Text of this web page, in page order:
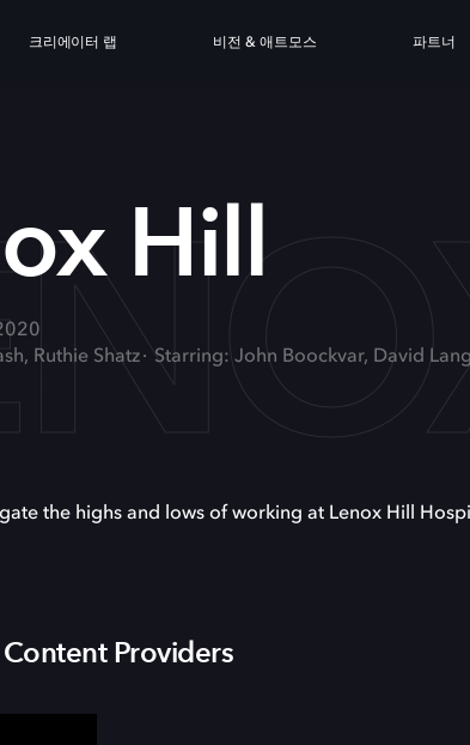
크리에이터 랩 비전 & 애트모스 파트너
Hill
Ruthie Shatz
Starring: John Boockvar, David
the highs and lows of working at Lenox Hill
Providers